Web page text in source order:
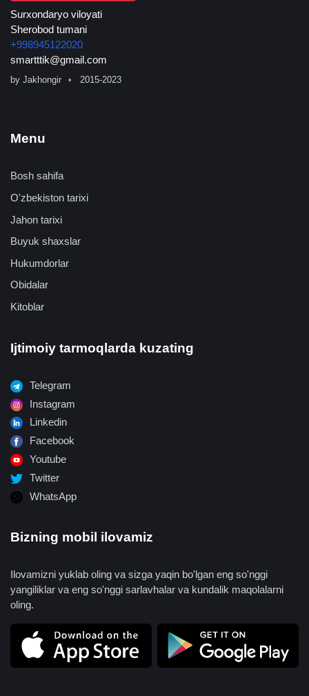
Surxondaryo viloyati
Sherobod tumani
+998945122020
smartttik@gmail.com
by Jakhongir 2015-2023
Menu
Bosh sahifa
O'zbekiston tarixi
Jahon tarixi
Buyuk shaxslar
Hukumdorlar
Obidalar
Kitoblar
Ijtimoiy tarmoqlarda kuzating
Telegram
Instagram
Linkedin
Facebook
Youtube
Twitter
WhatsApp
Bizning mobil ilovamiz
Ilovamizni yuklab oling va sizga yaqin bo'lgan eng so'nggi
yangiliklar va eng so'nggi sarlavhalar va kundalik maqolalarni
oling.